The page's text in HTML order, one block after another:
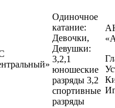
Одиночное
катание:
Девочки,
Девушки:
3,2,1
юношеские
разряды 3,2
спортивные
разряды